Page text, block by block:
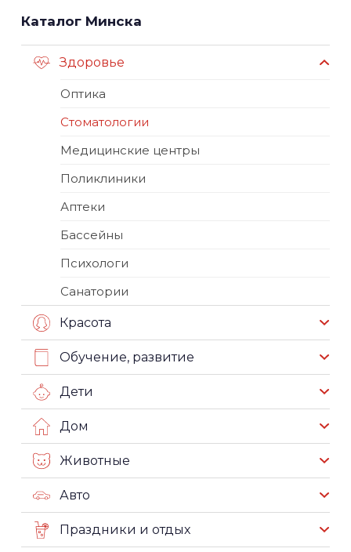
Каталог Минска
Здоровье
Оптика
Стоматологии
Медицинские центры
Поликлиники
Аптеки
Бассейны
Психологи
Санатории
Красота
Обучение, развитие
Дети
Дом
Животные
Авто
Праздники и отдых